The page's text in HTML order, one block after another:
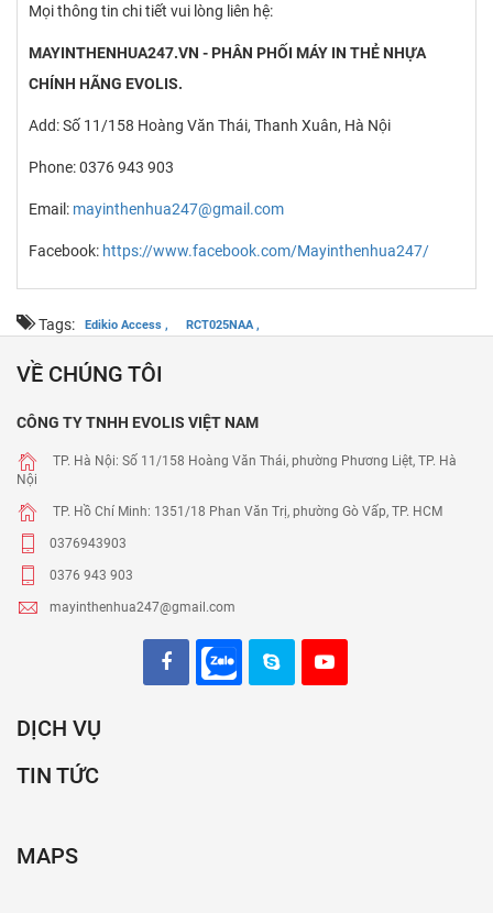
Mọi thông tin chi tiết vui lòng liên hệ:
MAYINTHENHUA247.VN - PHÂN PHỐI MÁY IN THẺ NHỰA
CHÍNH HÃNG EVOLIS.
Add: Số 11/158 Hoàng Văn Thái, Thanh Xuân, Hà Nội
Phone: 0376 943 903
Email: mayinthenhua247@gmail.com
Facebook: https://www.facebook.com/Mayinthenhua247/
Tags: Edikio Access , RCT025NAA ,
VỀ CHÚNG TÔI
CÔNG TY TNHH EVOLIS VIỆT NAM
TP. Hà Nội: Số 11/158 Hoàng Văn Thái, phường Phương Liệt, TP. Hà
Nội
TP. Hồ Chí Minh: 1351/18 Phan Văn Trị, phường Gò Vấp, TP. HCM
0376943903
0376 943 903
mayinthenhua247@gmail.com
DỊCH VỤ
TIN TỨC
MAPS